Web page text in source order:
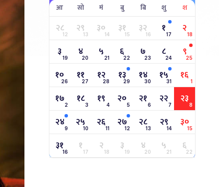
आ सो मं बु बि शु श
२८12 २९13 ३०14 ३१15 ३२16 १17 २18
३ 19 ४20 ५ 21 ६22 ७23 ८24 ९25
१०26 ११27 १२28 १३29 १४30 १५31 १६ 1
१७2 १८3 १९ 4 २०5 २१6 २२7 २३8
२४9 २५10 २६11 २७12 २८13 २९14 ३०15
३१16 १17 २18 ३19 ४20 ५21 ६22